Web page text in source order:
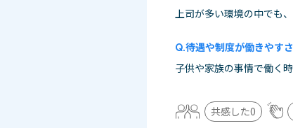
上司が多い環境の中でも
待遇や制度が働きやす
子供や家族の事情で働く
共感した0